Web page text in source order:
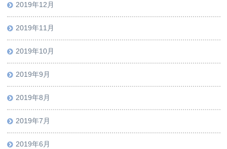
2019年12月
2019年11月
2019年10月
2019年9月
2019年8月
2019年7月
2019年6月